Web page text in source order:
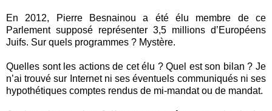
En 2012, Pierre Besnainou a été élu membre de ce
Parlement supposé représenter 3,5 millions d’Européens
Juifs. Sur quels programmes ? Mystère.
Quelles sont les actions de cet élu ? Quel est son bilan ? Je
n’ai trouvé sur Internet ni ses éventuels communiqués ni ses
hypothétiques comptes rendus de mi-mandat ou de mandat.